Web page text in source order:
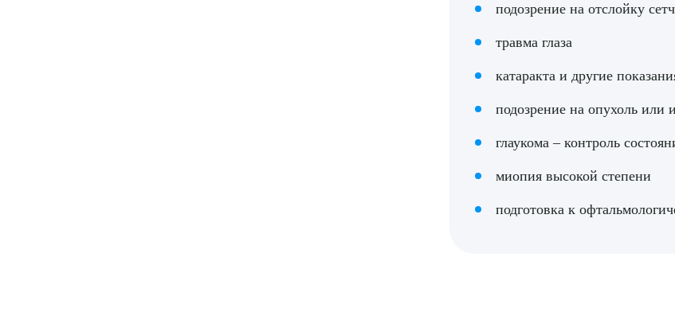
подозрение на отслойку
травма глаза
катаракта и другие
подозрение на опухоль или
глаукома – контроль
миопия высокой степени
подготовка к